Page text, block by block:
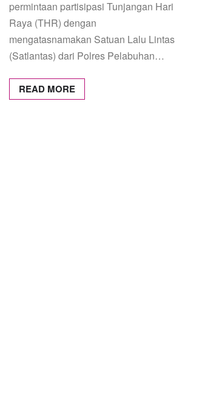
permintaan partisipasi Tunjangan Hari
Raya (THR) dengan
mengatasnamakan Satuan Lalu Lintas
(Satlantas) dari Polres Pelabuhan…
READ MORE